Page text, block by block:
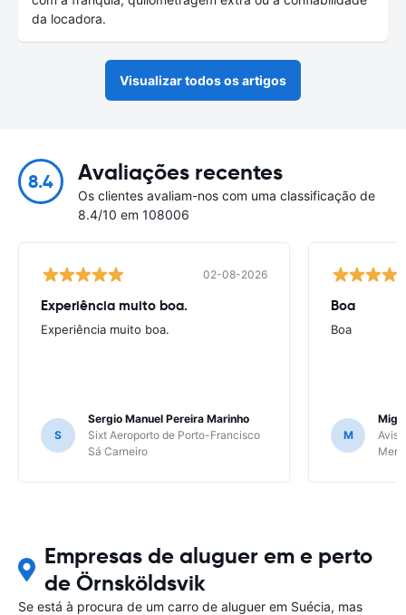
da locadora.
Visualizar todos os artigos
8.4 Avaliações recentes
Os clientes avaliam-nos com uma classificação de
8.4/10 em 108006
02-08-2026
Experiência muito boa.
Experiência muito boa.
S
Sergio Manuel Pereira Marinho
Sixt Aeroporto de Porto-Francisco
Sá Carneiro
Boa
Boa
M
Avis
Empresas de aluguer em e perto
de Örnsköldsvik
Se está à procura de um carro de aluguer em Suécia, mas